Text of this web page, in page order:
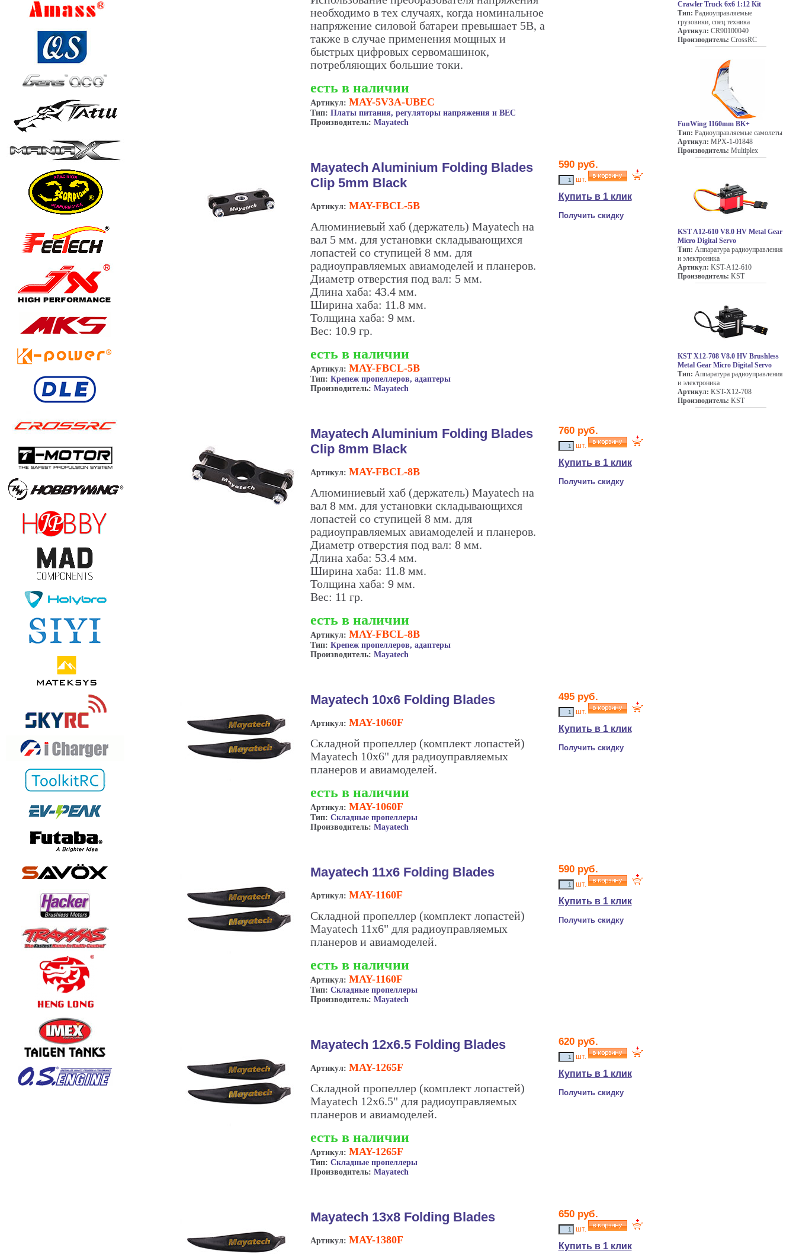
необходимо в тех случаях, когда номинальное
напряжение силовой батареи превышает 5В, а
также в случае применения мощных и
быстрых цифровых сервомашинок,
потребляющих большие токи.
есть в наличии
Артикул: MAY-5V3A-UBEC
Тип: Платы питания, регуляторы напряжения и BEC
Производитель: Mayatech
Mayatech Aluminium Folding Blades
Clip 5mm Black
Артикул: MAY-FBCL-5B
Алюминиевый хаб (держатель) Mayatech на
вал 5 мм. для установки складывающихся
лопастей со ступицей 8 мм. для
радиоуправляемых авиамоделей и планеров.
Диаметр отверстия под вал: 5 мм.
Длина хаба: 43.4 мм.
Ширина хаба: 11.8 мм.
Толщина хаба: 9 мм.
Вес: 10.9 гр.
есть в наличии
Артикул: MAY-FBCL-5B
Тип: Крепеж пропеллеров, адаптеры
Производитель: Mayatech
590 руб.
шт.
Купить в 1 клик
Получить скидку
Mayatech Aluminium Folding Blades
Clip 8mm Black
Артикул: MAY-FBCL-8B
Алюминиевый хаб (держатель) Mayatech на
вал 8 мм. для установки складывающихся
лопастей со ступицей 8 мм. для
радиоуправляемых авиамоделей и планеров.
Диаметр отверстия под вал: 8 мм.
Длина хаба: 53.4 мм.
Ширина хаба: 11.8 мм.
Толщина хаба: 9 мм.
Вес: 11 гр.
есть в наличии
Артикул: MAY-FBCL-8B
Тип: Крепеж пропеллеров, адаптеры
Производитель: Mayatech
760 руб.
шт.
Купить в 1 клик
Получить скидку
Mayatech 10x6 Folding Blades
Артикул: MAY-1060F
Складной пропеллер (комплект лопастей)
Mayatech 10x6" для радиоуправляемых
планеров и авиамоделей.
есть в наличии
Артикул: MAY-1060F
Тип: Складные пропеллеры
Производитель: Mayatech
495 руб.
шт.
Купить в 1 клик
Получить скидку
Mayatech 11x6 Folding Blades
Артикул: MAY-1160F
Складной пропеллер (комплект лопастей)
Mayatech 11x6" для радиоуправляемых
планеров и авиамоделей.
есть в наличии
Артикул: MAY-1160F
Тип: Складные пропеллеры
Производитель: Mayatech
590 руб.
шт.
Купить в 1 клик
Получить скидку
Mayatech 12x6.5 Folding Blades
Артикул: MAY-1265F
Складной пропеллер (комплект лопастей)
Mayatech 12x6.5" для радиоуправляемых
планеров и авиамоделей.
есть в наличии
Артикул: MAY-1265F
Тип: Складные пропеллеры
Производитель: Mayatech
620 руб.
шт.
Купить в 1 клик
Получить скидку
Mayatech 13x8 Folding Blades
Артикул: MAY-1380F
650 руб.
шт.
Купить в 1 клик
Crawler Truck 6x6 1:12 Kit
Тип: Радиоуправляемые
грузовики, спец.техника
Артикул: CR90100040
Производитель: CrossRC
FunWing 1160mm BK+
Тип: Радиоуправляемые самолеты
Артикул: MPX-1-01848
Производитель: Multiplex
KST A12-610 V8.0 HV Metal Gear
Micro Digital Servo
Тип: Аппаратура радиоуправления
и электроника
Артикул: KST-A12-610
Производитель: KST
KST X12-708 V8.0 HV Brushless
Metal Gear Micro Digital Servo
Тип: Аппаратура радиоуправления
и электроника
Артикул: KST-X12-708
Производитель: KST